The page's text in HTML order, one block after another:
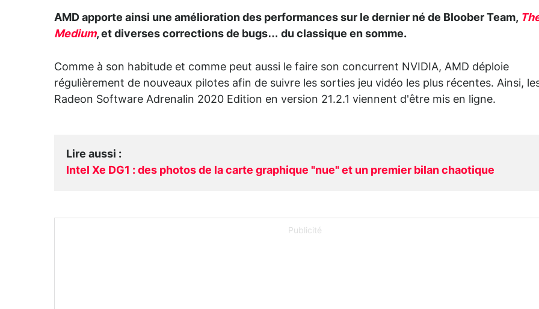
AMD apporte ainsi une amélioration des performances sur le dernier né de Bloober Team,
Medium, et diverses corrections de bugs… du classique en somme.
Comme à son habitude et comme peut aussi le faire son concurrent NVIDIA, AMD déploie
régulièrement de nouveaux pilotes afin de suivre les sorties jeu vidéo les plus récentes. Ainsi,
Radeon Software Adrenalin 2020 Edition en version 21.2.1 viennent d'être mis en ligne.
Lire aussi :
Intel Xe DG1 : des photos de la carte graphique "nue" et un premier bilan chaotique
Publicité